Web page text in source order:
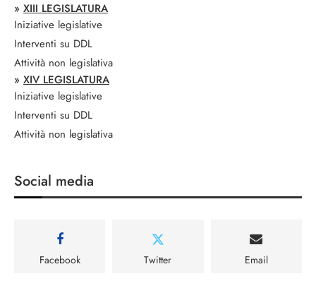
» XIII LEGISLATURA
Iniziative legislative
Interventi su DDL
Attività non legislativa
» XIV LEGISLATURA
Iniziative legislative
Interventi su DDL
Attività non legislativa
Social media
Facebook Twitter Email